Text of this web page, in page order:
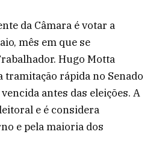
da Câmara é votar a
mês em que se
Hugo Motta
tramitação rápida no Senado
antes das eleições. A
e é considera
e pela maioria dos